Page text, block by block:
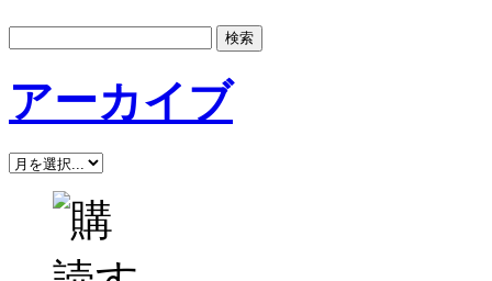
アーカイブ